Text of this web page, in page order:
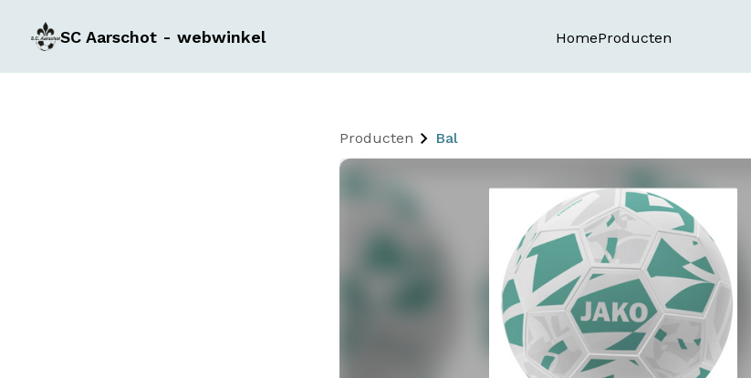
SC Aarschot - webwinkel HomeProducten
Producten Bal